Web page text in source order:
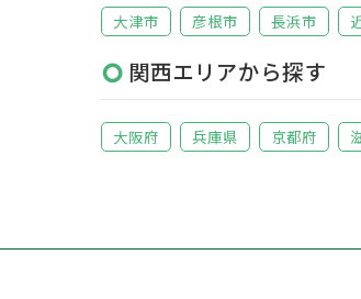
大津市 彦根市 長浜市
関西エリアから探す
大阪府 兵庫県 京都府